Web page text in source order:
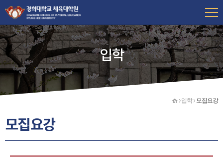
입학
홈입학 모집요강
모집요강